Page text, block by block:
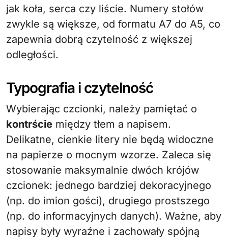
jak koła, serca czy liście. Numery stołów
zwykle są większe, od formatu A7 do A5, co
zapewnia dobrą czytelność z większej
odległości.
Typografia i czytelność
Wybierając czcionki, należy pamiętać o
kontrście między tłem a napisem.
Delikatne, cienkie litery nie będą widoczne
na papierze o mocnym wzorze. Zaleca się
stosowanie maksymalnie dwóch krójów
czcionek: jednego bardziej dekoracyjnego
(np. do imion gości), drugiego prostszego
(np. do informacyjnych danych). Ważne, aby
napisy były wyraźne i zachowały spójną